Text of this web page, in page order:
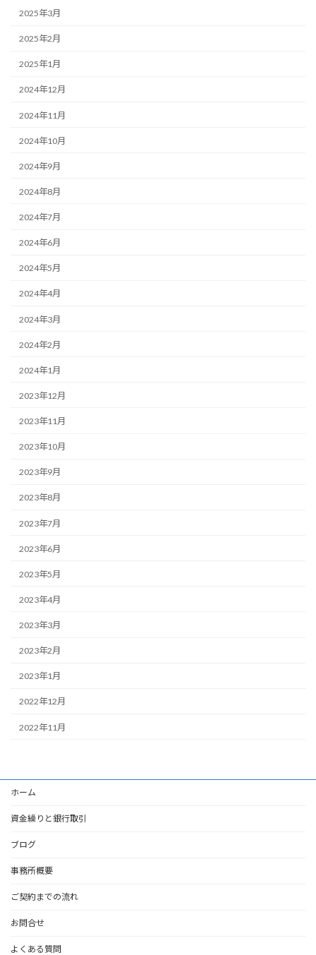
2025年3月
2025年2月
2025年1月
2024年12月
2024年11月
2024年10月
2024年9月
2024年8月
2024年7月
2024年6月
2024年5月
2024年4月
2024年3月
2024年2月
2024年1月
2023年12月
2023年11月
2023年10月
2023年9月
2023年8月
2023年7月
2023年6月
2023年5月
2023年4月
2023年3月
2023年2月
2023年1月
2022年12月
2022年11月
ホーム
資金繰りと銀行取引
ブログ
事務所概要
ご契約までの流れ
お問合せ
よくある質問